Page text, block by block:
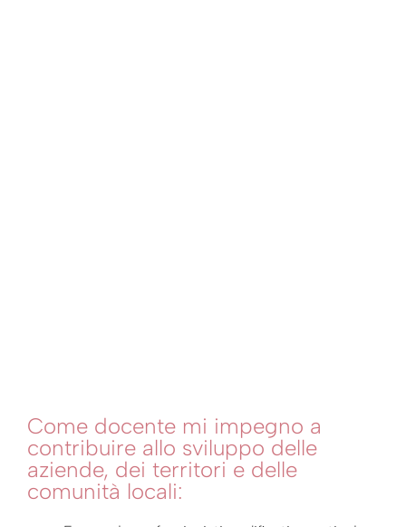
Come docente mi impegno a
contribuire allo sviluppo delle
aziende, dei territori e delle
comunità locali: